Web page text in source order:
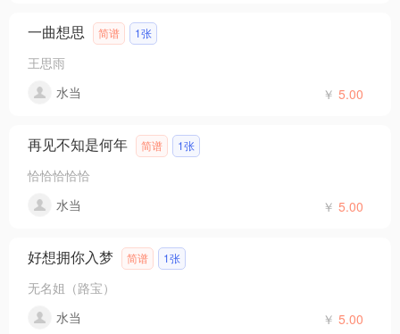
一曲想思 简谱 1张
王思雨
水当
￥ 5.00
再见不知是何年 简谱 1张
恰恰恰恰恰
水当
￥ 5.00
好想拥你入梦 简谱 1张
无名姐（路宝）
水当
￥ 5.00